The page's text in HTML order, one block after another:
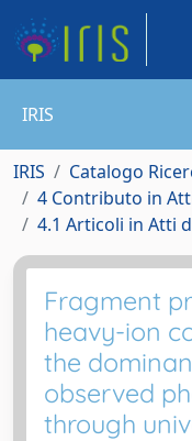
IRIS
IRIS
Catalogo
4 Contributo in
4.1 Articoli in Atti
Fragment
heavy-ion
the
observed
through